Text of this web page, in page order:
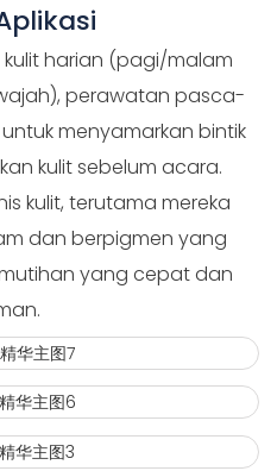
harian (pagi/malam
perawatan pasca-
menyamarkan bintik
kulit sebelum acara.
kulit, terutama mereka
dan berpigmen yang
yang cepat dan